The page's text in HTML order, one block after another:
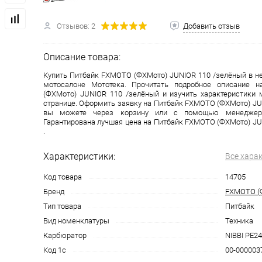
Запчасти Автотовары
Отзывов: 2 Добавить отзыв
Описание товара:
Купить Питбайк FXMOTO (ФХМото) JUNIOR 110 /зелёный в
мотосалоне Мототека. Прочитать подробное описание
(ФХМото) JUNIOR 110 /зелёный и изучить характеристики
странице. Оформить заявку на Питбайк FXMOTO (ФХМото)
вы можете через корзину или с помощью
Гарантирована лучшая цена на Питбайк FXMOTO (ФХМото)
.
Характеристики: Все
Код товара
14705
Бренд
FXMOTO
Тип товара
Питбайк
Вид номенклатуры
Техника
Карбюратор
NIBBI PE24
Код 1с
00-